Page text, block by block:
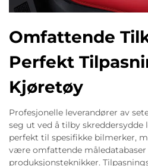
Omfattende
Perfekt
Kjøretøy
Profesjonelle leverandører av
seg ut ved å tilby skreddersydde
perfekt til spesifikke bilmerker,
være omfattende måledatabaser
produksjonsteknikker.